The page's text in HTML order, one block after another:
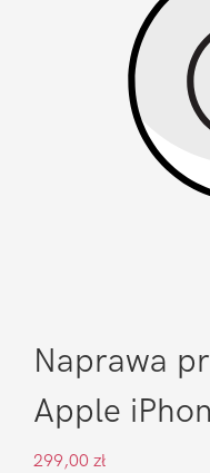
Naprawa
Apple
299,00 zł